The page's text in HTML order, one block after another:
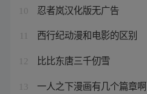
10 忍者岚汉化版无广告
西行纪动漫和电影的区别
12 比比东唐三千仞雪
13 一人之下漫画有几个篇章啊